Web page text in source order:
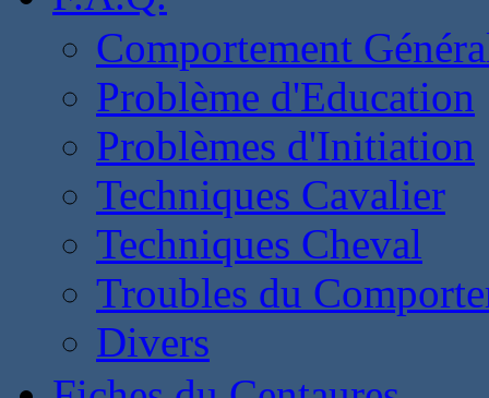
Comportement
Problème d'Education
Problèmes d'Initiation
Techniques Cavalier
Techniques Cheval
Troubles du
Divers